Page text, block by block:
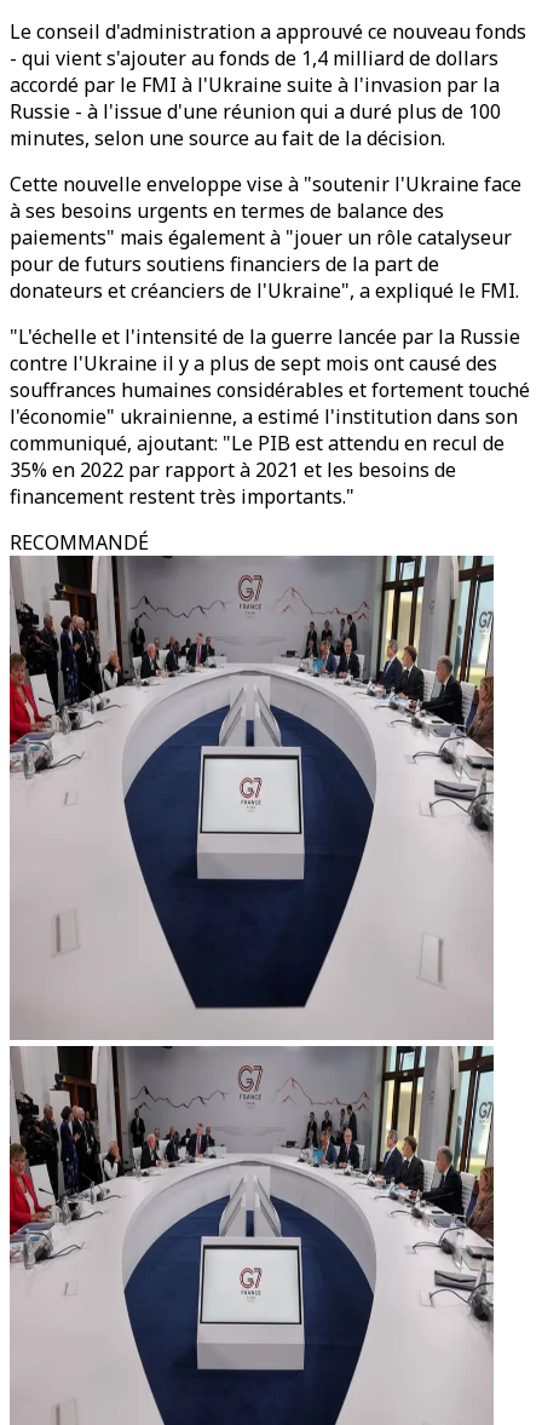
Le conseil d'administration a approuvé ce nouveau fonds
- qui vient s'ajouter au fonds de 1,4 milliard de dollars
accordé par le FMI à l'Ukraine suite à l'invasion par la
Russie - à l'issue d'une réunion qui a duré plus de 100
minutes, selon une source au fait de la décision.
Cette nouvelle enveloppe vise à "soutenir l'Ukraine face
à ses besoins urgents en termes de balance des
paiements" mais également à "jouer un rôle catalyseur
pour de futurs soutiens financiers de la part de
donateurs et créanciers de l'Ukraine", a expliqué le FMI.
"L'échelle et l'intensité de la guerre lancée par la Russie
contre l'Ukraine il y a plus de sept mois ont causé des
souffrances humaines considérables et fortement touché
l'économie" ukrainienne, a estimé l'institution dans son
communiqué, ajoutant: "Le PIB est attendu en recul de
35% en 2022 par rapport à 2021 et les besoins de
financement restent très importants."
RECOMMANDÉ